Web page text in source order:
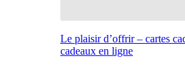
Le plaisir d’offrir – cartes
cadeaux en ligne